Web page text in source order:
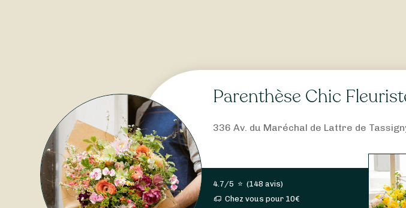
Parenthèse Chic
336 Av. du Maréchal de Lattre de
4.7/5 ⭐ (148 avis)
Chez vous pour 10€